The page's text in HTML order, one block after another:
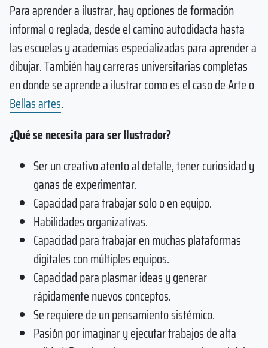
Para aprender a ilustrar, hay opciones de formación
informal o reglada, desde el camino autodidacta hasta
las escuelas y academias especializadas para aprender a
dibujar. También hay carreras universitarias completas
en donde se aprende a ilustrar como es el caso de Arte o
Bellas artes.
¿Qué se necesita para ser Ilustrador?
Ser un creativo atento al detalle, tener curiosidad y
ganas de experimentar.
Capacidad para trabajar solo o en equipo.
Habilidades organizativas.
Capacidad para trabajar en muchas plataformas
digitales con múltiples equipos.
Capacidad para plasmar ideas y generar
rápidamente nuevos conceptos.
Se requiere de un pensamiento sistémico.
Pasión por imaginar y ejecutar trabajos de alta